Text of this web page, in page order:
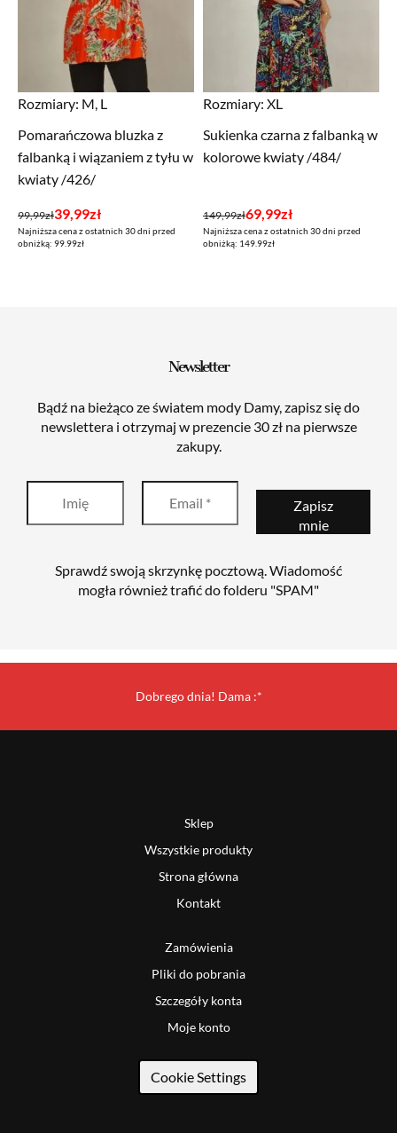
Rozmiary: M, L
Pomarańczowa bluzka z
falbanką i wiązaniem z tyłu w
kwiaty /426/
99,99zł
Pierwotna
cena
39,99zł
Aktualna
cena
Najniższa cena z ostatnich 30 dni przed
obniżką: 99.99zł
Rozmiary: XL
Sukienka czarna z falbanką w
kolorowe kwiaty /484/
149,99zł
Pierwotna
cena
69,99zł
Aktualna
cena
Najniższa cena z ostatnich 30 dni przed
obniżką: 149.99zł
Newsletter
Bądź na bieżąco ze światem mody Damy, zapisz się do
newslettera i otrzymaj w prezencie 30 zł na pierwsze
zakupy.
Sprawdź swoją skrzynkę pocztową. Wiadomość
mogła również trafić do folderu "SPAM"
Dobrego dnia! Dama :*
Sklep
Wszystkie produkty
Strona główna
Kontakt
Zamówienia
Pliki do pobrania
Szczegóły konta
Moje konto
Cookie Settings